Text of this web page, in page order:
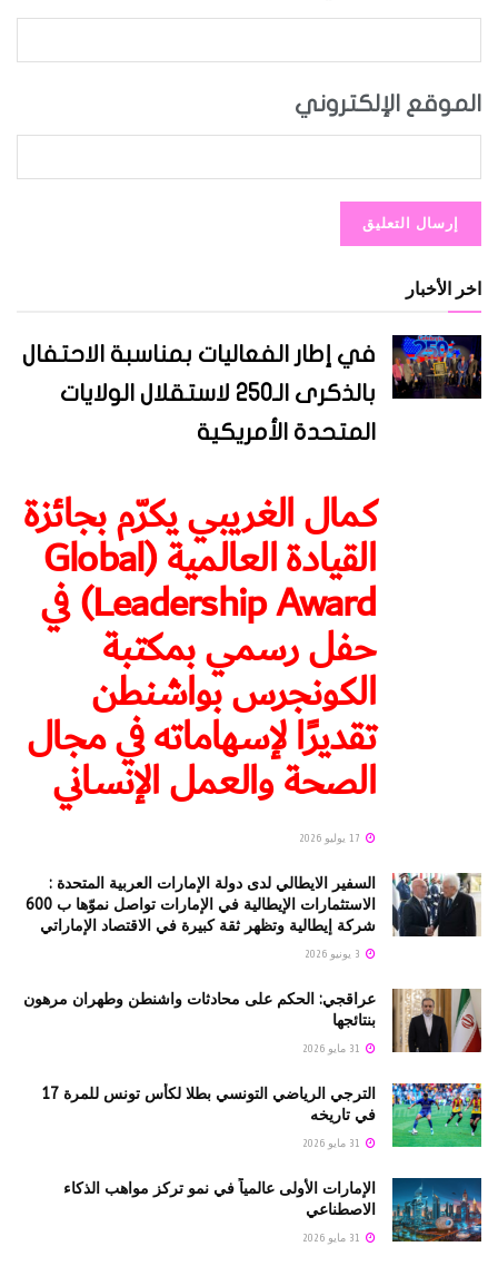
الموقع الإلكتروني
اخر الأخبار
في إطار الفعاليات بمناسبة الاحتفال
بالذكرى الـ250 لاستقلال الولايات
المتحدة الأمريكية
كمال الغريبي يكرّم بجائزة
القيادة العالمية (Global
Leadership Award) في
حفل رسمي بمكتبة
الكونجرس بواشنطن
تقديرًا لإسهاماته في مجال
الصحة والعمل الإنساني
السفير الايطالي لدى دولة الإمارات العربية المتحدة :
الاستثمارات الإيطالية في الإمارات تواصل نموّها ب 600
شركة إيطالية وتظهر ثقة كبيرة في الاقتصاد الإماراتي
عراقجي: الحكم على محادثات واشنطن وطهران مرهون
بنتائجها
الترجي الرياضي التونسي بطلا لكأس تونس للمرة 17
في تاريخه
الإمارات الأولى عالمياً في نمو تركز مواهب الذكاء
الاصطناعي